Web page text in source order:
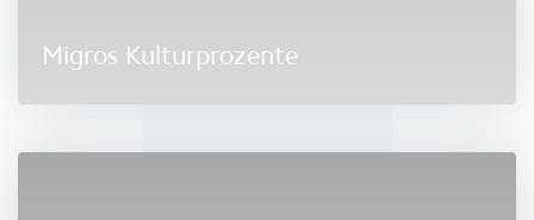
Migros Kulturprozente